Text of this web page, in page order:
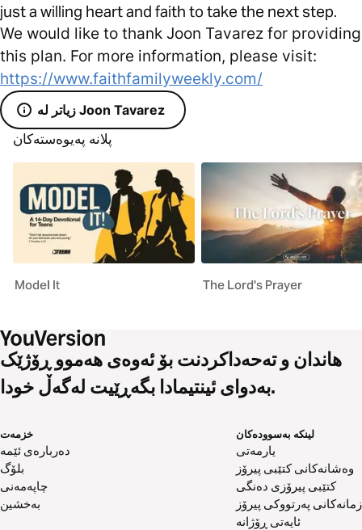
just a willing heart and faith to take the next step.
We would like to thank Joon Tavarez for providing
this plan. For more information, please visit:
https://www.faithfamilyweekly.com/
زیاتر لە Joon Tavarez
پلانە پەیوەستەکان
Model It The Lord's Prayer
هاندان و تەحەداکردنت بۆ ئەوەی هەموو ڕۆژێک
بەدوای ئینتیمادا بگەڕێیت لەگەڵ خودا.
خزمەت
دەربارەی ئێمە
بلۆگ
چاپەمەنی
بەخشین
لینکە بەسوودەکان
یارمەتی
وەشانەکانی کتێبی پیرۆز
کتێبی پیرۆزی دەنگی
زمانەکانی پەرتووکی پیرۆز
ئایەتی ڕۆژانە